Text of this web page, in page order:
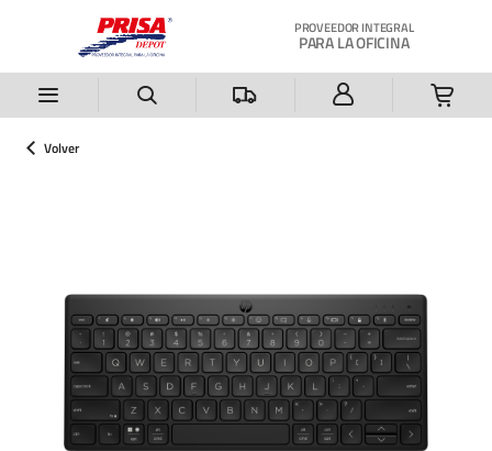
PROVEEDOR INTEGRAL
PARA LA OFICINA
Volver